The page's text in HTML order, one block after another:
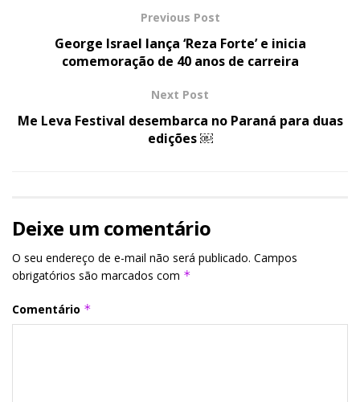
Previous Post
George Israel lança ‘Reza Forte’ e inicia
comemoração de 40 anos de carreira
Next Post
Me Leva Festival desembarca no Paraná para duas
edições ￼
Deixe um comentário
O seu endereço de e-mail não será publicado. Campos
obrigatórios são marcados com *
Comentário *